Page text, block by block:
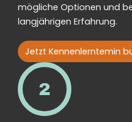
mögliche Optionen und
langjährigen Erfahrung.
Jetzt Kennenlerntemin
2